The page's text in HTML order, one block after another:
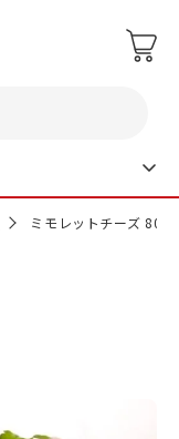
ミモレットチーズ 80g